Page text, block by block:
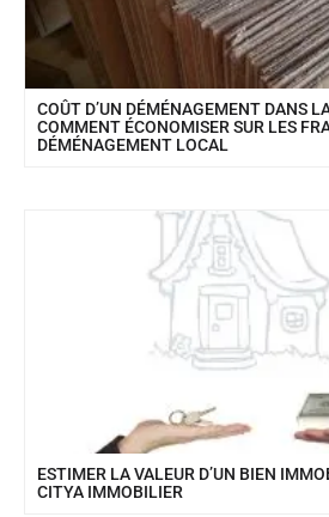
COÛT D’UN DÉMÉNAGEMENT DANS
COMMENT ÉCONOMISER SUR LES
DÉMÉNAGEMENT LOCAL
ESTIMER LA VALEUR D’UN BIEN
CITYA IMMOBILIER